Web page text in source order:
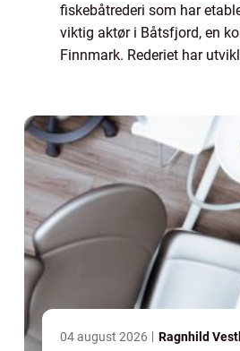
fiskebåtrederi som har
viktig aktør i Båtsfjord, en
Finnmark. Rederiet har
04 august 2026 Ragnhild